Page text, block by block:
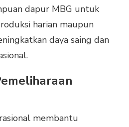
dapur MBG untuk
harian maupun
daya saing dan
membantu